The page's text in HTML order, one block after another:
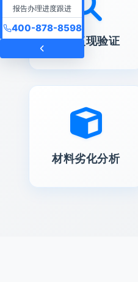
故障复现验证
材料劣化分析
报告办理进度跟进
400-878-8598